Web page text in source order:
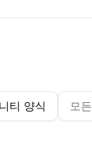
티 양식 모